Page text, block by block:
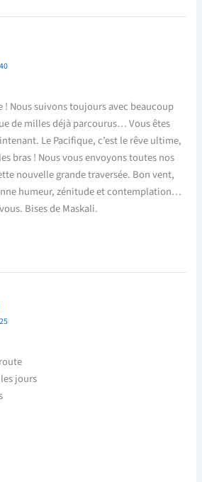
Nous suivons toujours avec beaucoup
de milles déjà parcourus… Vous êtes
Le Pacifique, c’est le rêve ultime,
bras ! Nous vous envoyons toutes nos
nouvelle grande traversée. Bon vent,
humeur, zénitude et contemplation…
Bises de Maskali.
jours